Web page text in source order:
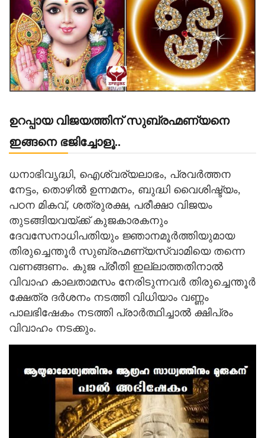
ഉറപ്പായ വിജയത്തിന് സുബ്രഹ്മണ്യനെ
ഇങ്ങനെ ഭജിച്ചോളൂ..
ധനാഭിവൃദ്ധി, ഐശ്വര്യലാഭം, പ്രവർത്തന
നേട്ടം, തൊഴിൽ ഉന്നമനം, ബുദ്ധി വൈശിഷ്ട്യം,
പഠന മികവ്, ശത്രുരക്ഷ, പരീക്ഷാ വിജയം
തുടങ്ങിയവയ്ക്ക് കുജകാരകനും
ദേവസേനാധിപതിയും ജ്ഞാനമൂര്‍ത്തിയുമായ
തിരുച്ചെന്തൂര്‍ സുബ്രഹ്മണ്യസ്വാമിയെ തന്നെ
വണങ്ങണം. കുജ പ്രീതി ഇല്ലാത്തതിനാൽ
വിവാഹ കാലതാമസം നേരിടുന്നവർ തിരുച്ചെന്തൂർ
ക്ഷേത്ര ദർശനം നടത്തി വിധിയാം വണ്ണം
പാലഭിഷേകം നടത്തി പ്രാർത്ഥിച്ചാൽ ക്ഷിപ്രം
വിവാഹം നടക്കും.